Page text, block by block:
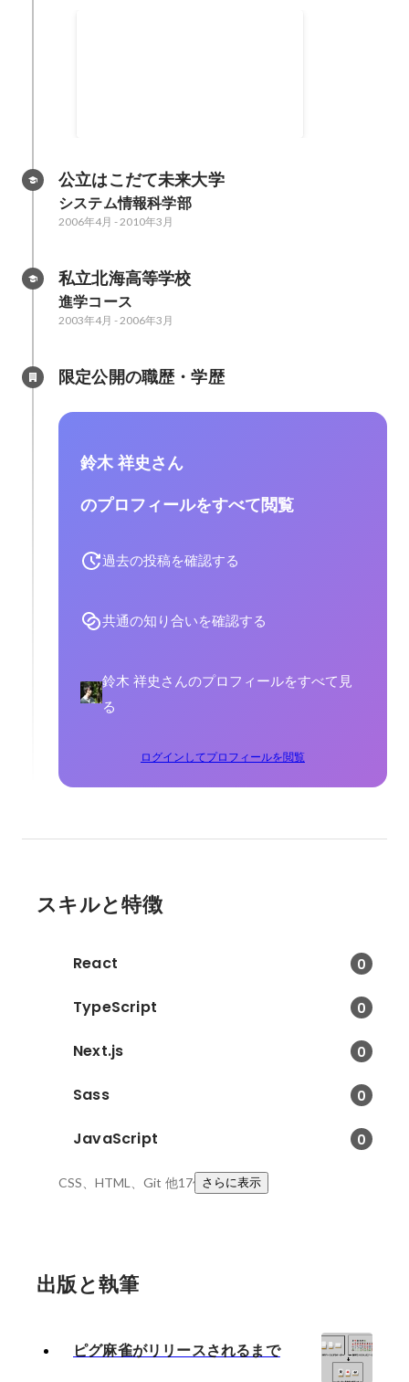
樹活動を行った。制作による開発
スキルに加え、企業の方との調整
など様々な経験を積むことができ
ActionScript3.0
公立はこだて未来大学
システム情報科学部
2006年4月 -2010年3月
私立北海高等学校
進学コース
2003年4月 -2006年3月
限定公開の職歴・学歴
鈴木 祥史さん
のプロフィールをすべて閲覧
過去の投稿を確認する
共通の知り合いを確認する
鈴木 祥史さんのプロフィールをすべて見
る
ログインしてプロフィールを閲覧
スキルと特徴
React 0
TypeScript 0
Next.js 0
Sass 0
JavaScript 0
CSS、HTML、Git 他17件さらに表示
出版と執筆
ピグ麻雀がリリースされるまで